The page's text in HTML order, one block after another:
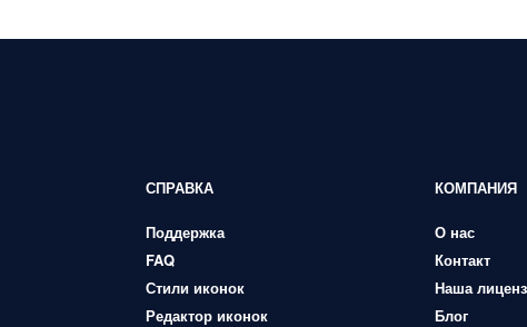
СПРАВКА
Поддержка
FAQ
Стили иконок
Редактор иконок
КОМПАНИЯ
О нас
Контакт
Наша
Блог